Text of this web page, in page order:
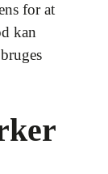
for at
kan